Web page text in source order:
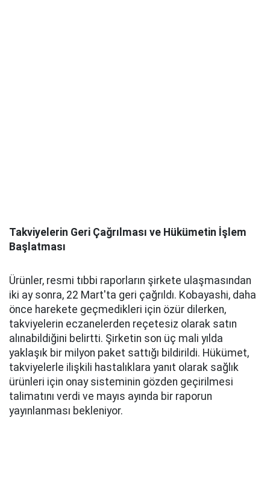
Takviyelerin Geri Çağrılması ve Hükümetin İşlem
Başlatması
Ürünler, resmi tıbbi raporların şirkete ulaşmasından
iki ay sonra, 22 Mart'ta geri çağrıldı. Kobayashi, daha
önce harekete geçmedikleri için özür dilerken,
takviyelerin eczanelerden reçetesiz olarak satın
alınabildiğini belirtti. Şirketin son üç mali yılda
yaklaşık bir milyon paket sattığı bildirildi. Hükümet,
takviyelerle ilişkili hastalıklara yanıt olarak sağlık
ürünleri için onay sisteminin gözden geçirilmesi
talimatını verdi ve mayıs ayında bir raporun
yayınlanması bekleniyor.